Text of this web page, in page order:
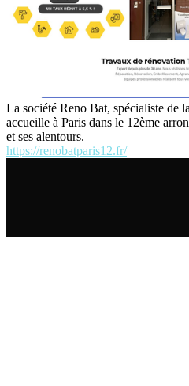
La société Reno Bat, spécialiste de
accueille à Paris dans le 12ème
et ses alentours.
https://renobatparis12.fr/